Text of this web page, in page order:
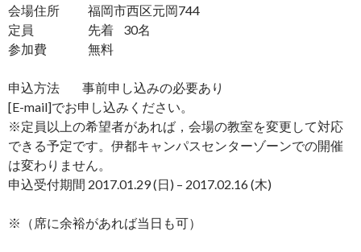
会場住所 福岡市西区元岡744
定員 先着 30名
参加費 無料
申込方法 事前申し込みの必要あり
[E-mail]でお申し込みください。
※定員以上の希望者があれば，会場の教室を変更して対応
できる予定です。伊都キャンパスセンターゾーンでの開催
は変わりません。
申込受付期間 2017.01.29 (日) – 2017.02.16 (木)
※（席に余裕があれば当日も可）